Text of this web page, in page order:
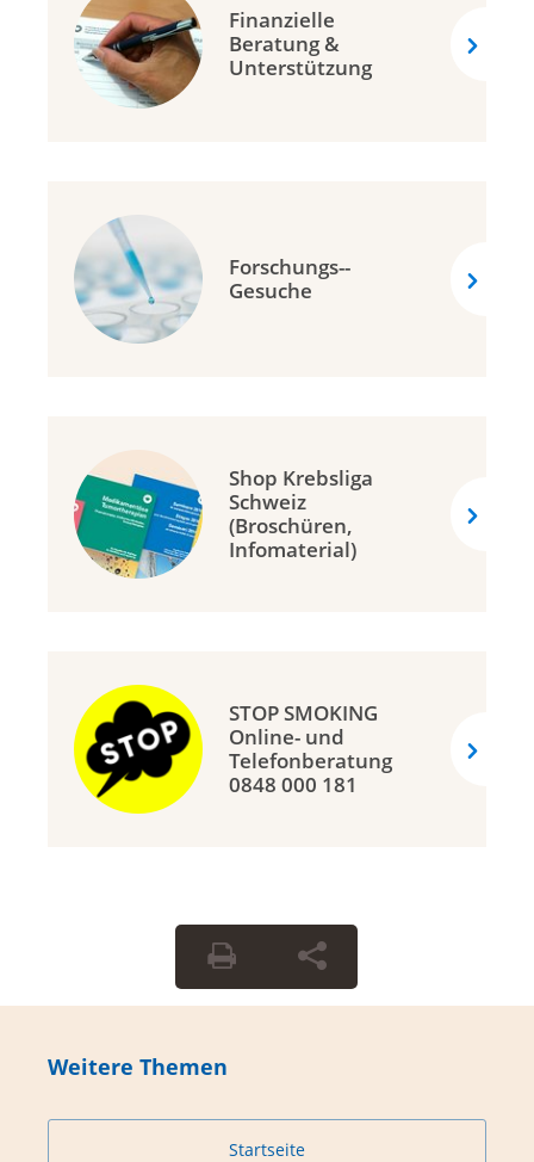
Krebshilfe LiechtensteinFinanzielle
Beratung &
Unterstützung
Forschungs-­
Gesuche
Shop Krebsliga
Schweiz
(Broschüren,
Infomaterial)
STOP SMOKING
Online- und
Telefonberatung
0848 000 181
Weitere Themen
Startseite